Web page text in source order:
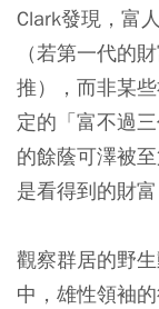
Clark發現，富
（若第一代的
推），而非某
定的「富不過
的餘蔭可澤被
是看得到的財
觀察群居的野
中，雄性領袖